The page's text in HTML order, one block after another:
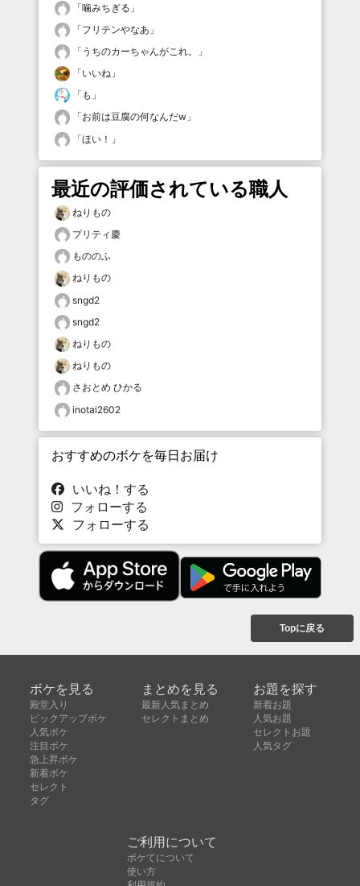
「噛みちぎる 」
「フリテンやなあ 」
「 うちのカーちゃんがこれ。
」
「いいね 」
「 も 」
「お前は豆腐の何なんだw 」
「ほい！ 」
最近の評価されている職人
ねりもの
プリティ慶
もののふ
ねりもの
sngd2
sngd2
ねりもの
ねりもの
さおとめ ひかる
inotai2602
おすすめのボケを毎日お届け
いいね！する
フォローする
フォローする
Topに戻る
ボケを見る
殿堂入り
ピックアップボケ
人気ボケ
注目ボケ
急上昇ボケ
新着ボケ
セレクト
タグ
まとめを見る
最新人気まとめ
セレクトまとめ
お題を探す
新着お題
人気お題
セレクトお題
人気タグ
ご利用について
ボケてについて
使い方